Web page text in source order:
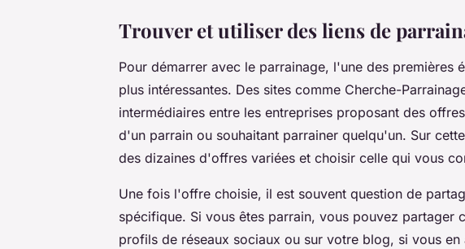
Trouver et utiliser des liens de
Pour démarrer avec le parrainage, l'une des premières
plus intéressantes. Des sites comme Cherche-
intermédiaires entre les entreprises proposant des
d'un parrain ou souhaitant parrainer quelqu'un. Sur
des dizaines d'offres variées et choisir celle qui vous
Une fois l'offre choisie, il est souvent question de
spécifique. Si vous êtes parrain, vous pouvez partager
profils de réseaux sociaux ou sur votre blog, si vous